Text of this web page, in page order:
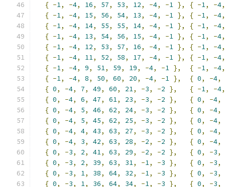
{ -1, -4, 16, 57, 53, 12, -4, -1 }, { -1, -4,
{ -1, -4, 15, 56, 54, 13, -4, -1 }, { -1, -4,
{ -1, -4, 14, 55, 55, 14, -4, -1 }, { -1, -4,
{ -1, -4, 13, 54, 56, 15, -4, -1 }, { -1, -4,
{ -1, -4, 12, 53, 57, 16, -4, -1 }, { -1, -4,
{ -1, -4, 11, 52, 58, 17, -4, -1 }, { -1, -4,
{ -1, -4, 9, 51, 59, 19, -4, -1 }, { -1, -4,
{ -1, -4, 8, 50, 60, 20, -4, -1 }, { 0, -4,
{ 0, -4, 7, 49, 60, 21, -3, -2 }, { -1, -4,
{ 0, -4, 6, 47, 61, 23, -3, -2 }, { 0, -4,
{ 0, -4, 5, 46, 62, 24, -3, -2 }, { 0, -4,
{ 0, -4, 5, 45, 62, 25, -3, -2 }, { 0, -4,
{ 0, -4, 4, 43, 63, 27, -3, -2 }, { 0, -4,
{ 0, -4, 3, 42, 63, 28, -2, -2 }, { 0, -4,
{ 0, -3, 2, 41, 63, 29, -2, -2 }, { 0, -3,
{ 0, -3, 2, 39, 63, 31, -1, -3 }, { 0, -3,
{ 0, -3, 1, 38, 64, 32, -1, -3 }, { 0, -3,
{ 0, -3, 1, 36, 64, 34, -1, -3 }, { 0, -3,